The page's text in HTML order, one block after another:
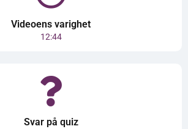
Videoens varighet
12:44
Svar på quiz